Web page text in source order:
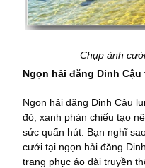
Chụp ảnh
Ngọn hải đăng Dinh Cậu
Ngọn hải đăng Dinh Cậu
đỏ, xanh phản chiếu tạo
sức quấn hút. Bạn nghĩ
cưới tại ngọn hải đăng
trang phục áo dài truyền